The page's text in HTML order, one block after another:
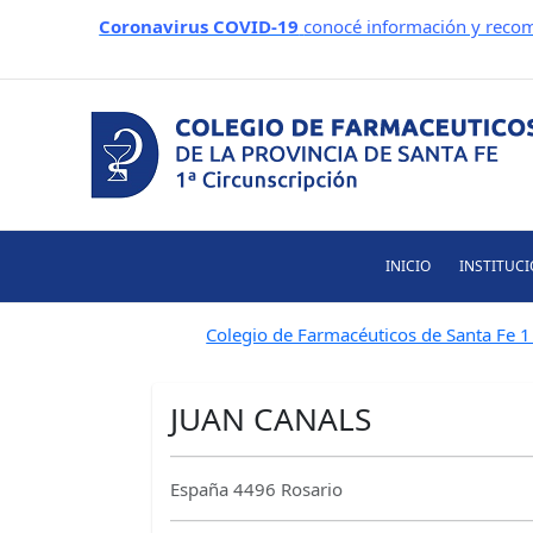
Coronavirus COVID-19 conocé información y
INICIO
Colegio de Farmacéuticos de Santa Fe
JUAN CANALS
España 4496 Rosario